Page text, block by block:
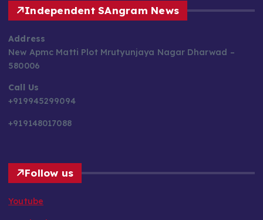
Independent SAngram News
Address
New Apmc Matti Plot Mrutyunjaya Nagar Dharwad –
580006
Call Us
+919945299094
+919148017088
Follow us
Youtube